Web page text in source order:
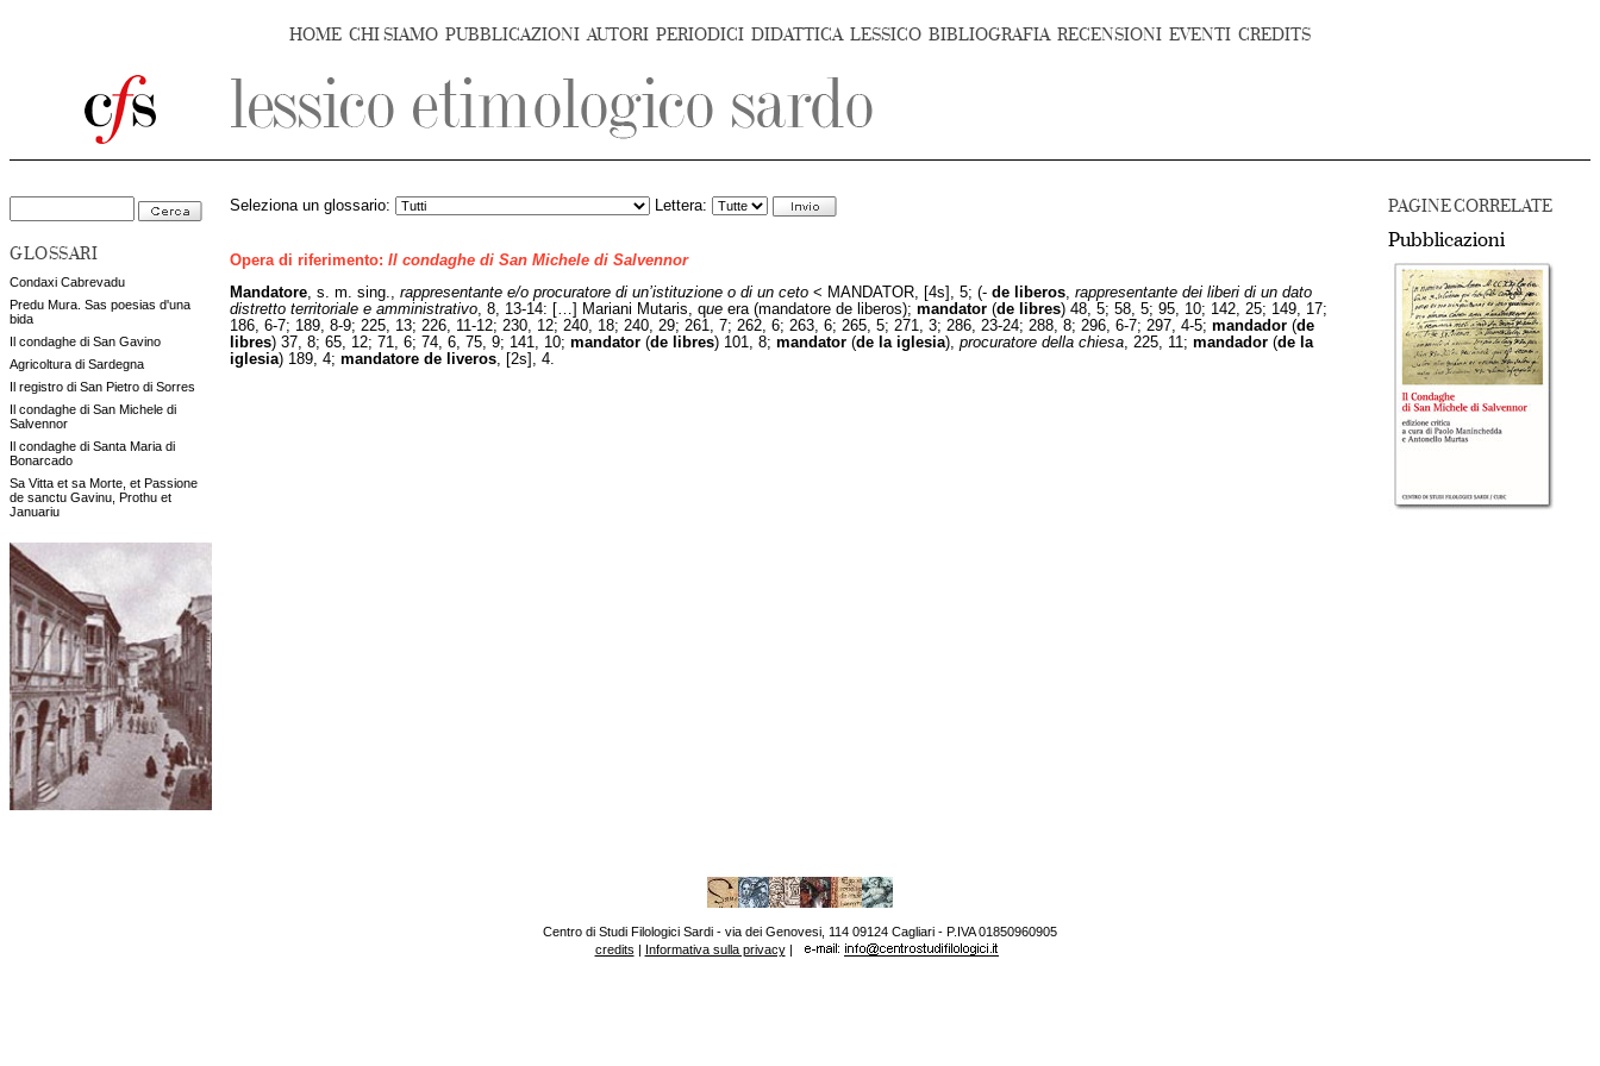
HOME CHI SIAMO PUBBLICAZIONI AUTORI PERIODICI DIDATTICA LESSICO BIBLIOGRAFIA RECENSIONI EVENTI CREDITS
GLOSSARI
Condaxi Cabrevadu
Predu Mura. Sas poesias d'una
bida
Il condaghe di San Gavino
Agricoltura di Sardegna
Il registro di San Pietro di Sorres
Il condaghe di San Michele di
Salvennor
Il condaghe di Santa Maria di
Bonarcado
Sa Vitta et sa Morte, et Passione
de sanctu Gavinu, Prothu et
Januariu
PAGINE CORRELATE
Pubblicazioni
Seleziona un glossario: Lettera:
Opera di riferimento: Il condaghe di San Michele di Salvennor
Mandatore , s. m. sing., rappresentante e/o procuratore di un’istituzione o di un ceto < MANDATOR, [4s], 5; (- de liberos rappresentante dei liberi di un dato
distretto territoriale e amministrativo , 8, 13-14: […] Mariani Mutaris, que era (mandatore de liberos); mandator (de libres) 48, 5; 58, 5; 95, 10; 142, 25; 149, 17;
186, 6-7; 189, 8-9; 225, 13; 226, 11-12; 230, 12; 240, 18; 240, 29; 261, 7; 262, 6; 263, 6; 265, 5; 271, 3; 286, 23-24; 288, 8; 296, 6-7; 297, 4-5; mandador (de
libres) 37, 8; 65, 12; 71, 6; 74, 6, 75, 9; 141, 10; mandator (de libres) 101, 8; mandator (de la iglesia), procuratore della chiesa , 225, 11; mandador (de la
iglesia) 189, 4; mandatore de liveros , [2s], 4.
Centro di Studi Filologici Sardi - via dei Genovesi, 114 09124 Cagliari - P.IVA 01850960905
credits | Informativa sulla privacy|